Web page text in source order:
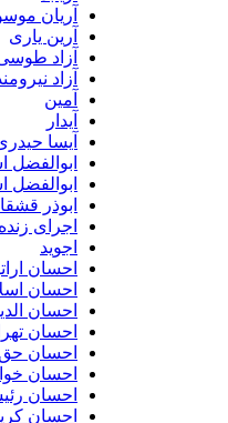
آریان موسوی
آرین یاری
آزاد طوسی
آزاد نیرومندزاده
آمین
آیدار
آیسا حیدری
ابوالفضل
ابوالفضل
ابوذر قشقاوی
اجرای زنده
اجوید
احسان اراتو
احسان اسلامی
احسان الدین
احسان تهرانچی
احسان حق
احسان خواجه
احسان رئیسی
احسان کریمی